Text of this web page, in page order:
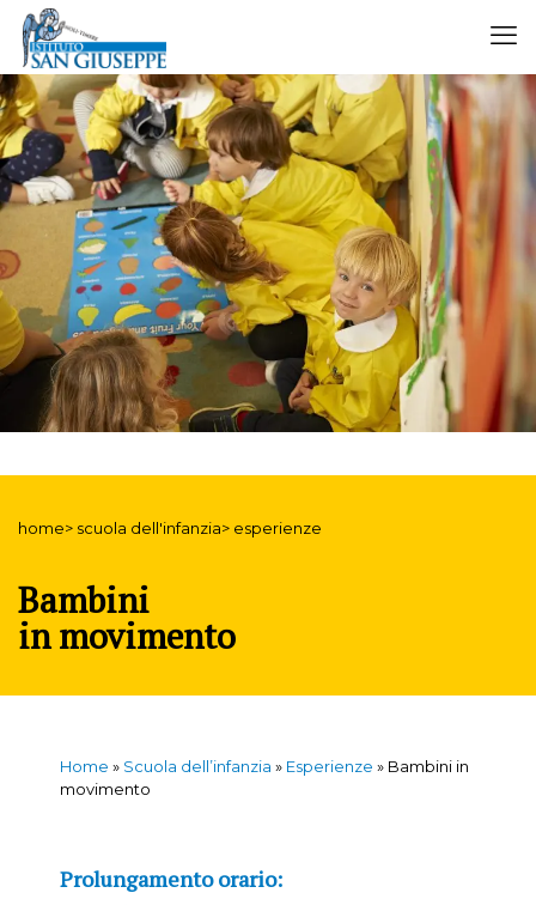
home> scuola dell'infanzia> esperienze
Bambini
in movimento
Home » Scuola dell’infanzia » Esperienze » Bambini in
movimento
Prolungamento orario: